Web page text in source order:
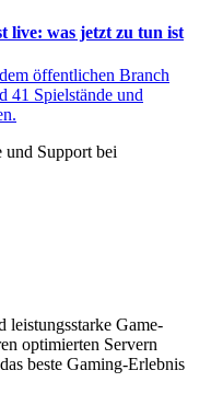
live: was jetzt zu tun ist
öffentlichen Branch
41 Spielstände und
Support bei
leistungsstarke Game-
optimierten Servern
beste Gaming-Erlebnis